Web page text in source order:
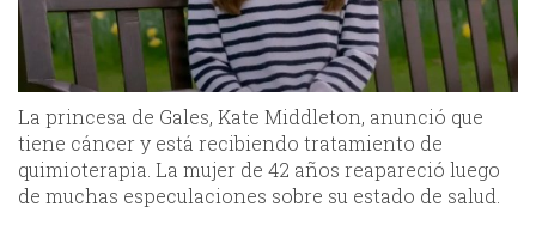
La princesa de Gales, Kate Middleton, anunció que
tiene cáncer y está recibiendo tratamiento de
quimioterapia. La mujer de 42 años reapareció luego
de muchas especulaciones sobre su estado de salud.